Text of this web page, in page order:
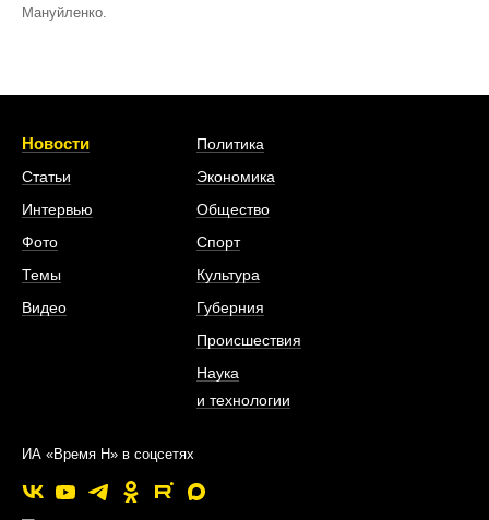
Мануйленко.
Новости
Статьи
Интервью
Фото
Темы
Видео
Политика
Экономика
Общество
Спорт
Культура
Губерния
Происшествия
Наука
и технологии
ИА «Время Н» в соцсетях